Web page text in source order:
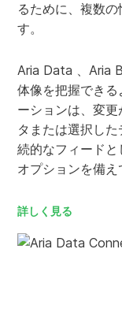
るために、複数
す。
Aria Data 、Aria
体像を把握でき
ーションは、変
タまたは選択し
続的なフィード
オプションを備え
詳しく見る